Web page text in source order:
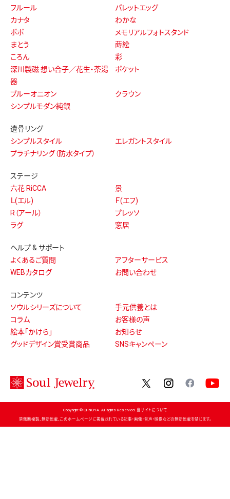
フルール
パレットエッグ
カナタ
わかな
ポポ
メモリアルフォトスタンド
まとう
蒔絵
ころん
彩
深川製磁 想い合子／花生・茶湯
器
ポケット
ブルーオニオン
クラウン
シンプルモダン純銀
遺骨リング
シンプルスタイル
エレガントスタイル
プラチナリング（防水タイプ）
ステージ
六花 RiCCA
景
Ｌ(エル)
Ｆ(エフ)
R（アール）
プレッソ
ラグ
窓居
ヘルプ & サポート
よくあるご質問
アフターサービス
WEBカタログ
お問い合わせ
コンテンツ
ソウルシリーズについて
手元供養とは
コラム
お客様の声
絵本「かけら」
お知らせ
グッドデザイン賞受賞商品
SNSキャンペーン
twitterinstagram
Copyright © OHNOYA. All Rights Reserved. 当サイトについて
禁無断複製、無断転載、このホームページに掲載されている記事・画像・音声・映像などの無断転載を禁じます。